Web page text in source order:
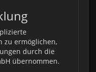
zu ermöglichen,
durch die
übernommen.